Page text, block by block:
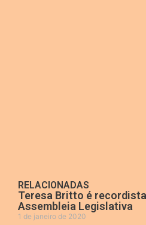
RELACIONADAS
Teresa Britto é
Assembleia Legislativa
1 de janeiro de 2020